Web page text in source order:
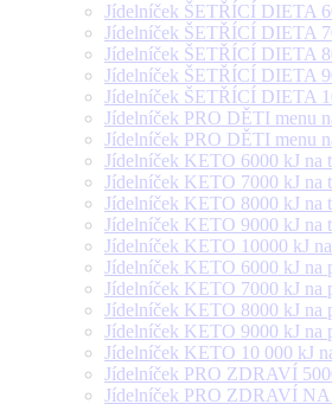
Jídelníček ŠETŘÍCÍ DIETA
Jídelníček ŠETŘÍCÍ DIETA
Jídelníček ŠETŘÍCÍ DIETA
Jídelníček ŠETŘÍCÍ DIETA
Jídelníček ŠETŘÍCÍ DIETA
Jídelníček PRO DĚTI menu
Jídelníček PRO DĚTI menu
Jídelníček KETO 6000 kJ na
Jídelníček KETO 7000 kJ na
Jídelníček KETO 8000 kJ na
Jídelníček KETO 9000 kJ na
Jídelníček KETO 10000 kJ
Jídelníček KETO 6000 kJ na
Jídelníček KETO 7000 kJ na
Jídelníček KETO 8000 kJ na
Jídelníček KETO 9000 kJ na
Jídelníček KETO 10 000 kJ
Jídelníček PRO ZDRAVÍ
Jídelníček PRO ZDRAVÍ NA